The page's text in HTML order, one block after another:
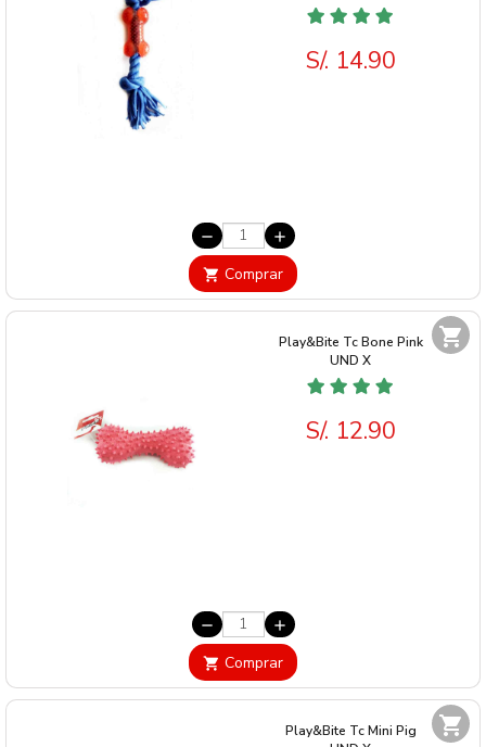
S/. 14.90
remove add
shopping_cart Comprar
shopping_cart
Play&Bite Tc Bone Pink
UND X
S/. 12.90
remove add
shopping_cart Comprar
shopping_cart
Play&Bite Tc Mini Pig